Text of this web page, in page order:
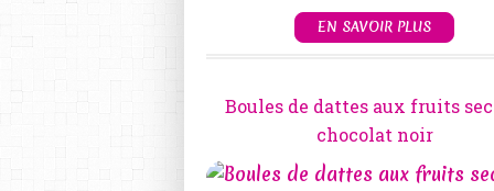
EN SAVOIR PLUS
Boules de dattes aux fruits
chocolat noir